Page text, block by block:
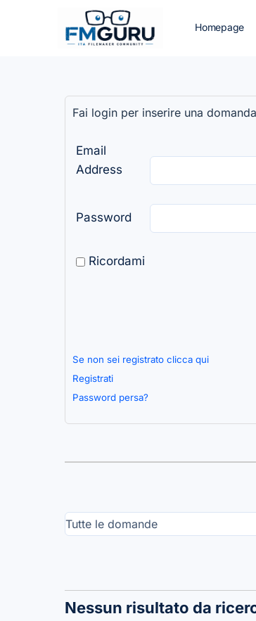
Homepage
Fai login per inserire una
Email
Address
Password
Ricordami
Se non sei registrato clicca qui
Registrati
Password persa?
Nessun risultato da